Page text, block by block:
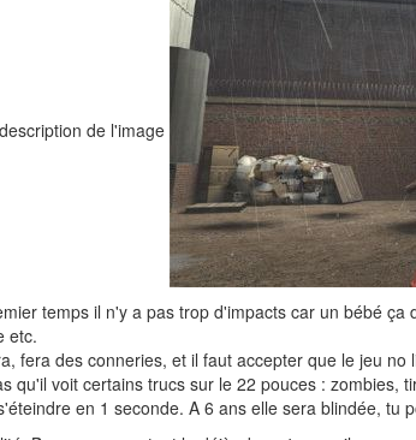
temps il n'y a pas trop d'impacts car un bébé
etc.
fera des conneries, et il faut accepter que le jeu
qu'il voit certains trucs sur le 22 pouces :
en 1 seconde. A 6 ans elle sera blindée,